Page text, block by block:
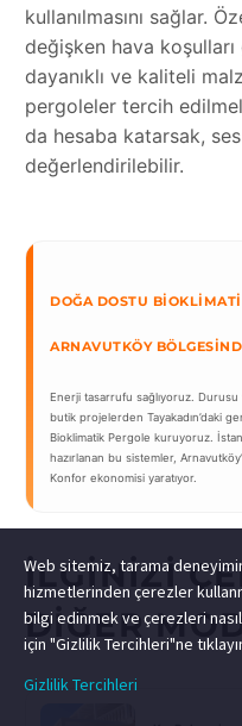
kullanılmasını sağlar.
değişken hava
dayanıklı ve kaliteli
pergoleler tercih
da hesaba katarsak,
değerlendirilebilir.
DOĞA DOSTU
ARNAVUTKÖY
Enerji tasarrufu sağlıyoruz.
butik projelerden Tayakadın’daki
Bioklimatik Pergole kuruyoruz.
hazırlanan bu sistemler,
Konfor ekonomisi yaratıyor.
İLGINIZI
DIĞER
Web sitemiz, tarama
hizmetlerinden çerezler
bilgi edinmek ve çerezleri
için "Gizlilik Tercihleri"ne
Gizlilik Tercihleri